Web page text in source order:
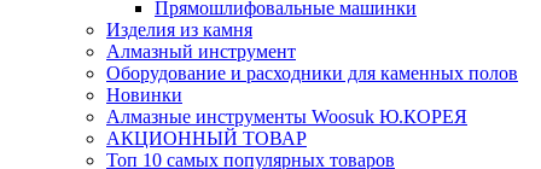
Прямошлифовальные машинки
Изделия из камня
Алмазный инструмент
Оборудование и расходники для каменных полов
Новинки
Алмазные инструменты Woosuk Ю.КОРЕЯ
АКЦИОННЫЙ ТОВАР
Топ 10 самых популярных товаров